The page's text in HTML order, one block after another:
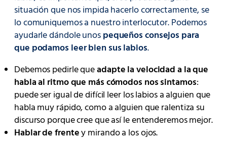
situación que nos impida hacerlo correctamente, se
lo comuniquemos a nuestro interlocutor. Podemos
ayudarle dándole unospequeños consejos para
que podamos leer bien sus labios.
Debemos pedirle queadapte la velocidad a la que
habla al ritmo que más cómodos nos sintamos:
puede ser igual de difícil leer los labios a alguien que
habla muy rápido, como a alguien que ralentiza su
discurso porque cree que así le entenderemos mejor.
Hablar de frentey mirando a los ojos.